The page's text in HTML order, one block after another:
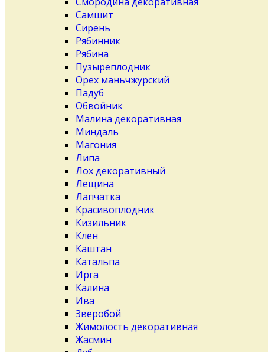
Самшит
Сирень
Рябинник
Рябина
Пузыреплодник
Орех маньчжурский
Падуб
Обвойник
Малина декоративная
Миндаль
Магония
Липа
Лох декоративный
Лещина
Лапчатка
Красивоплодник
Кизильник
Клен
Каштан
Катальпа
Ирга
Калина
Ива
Зверобой
Жимолость декоративная
Жасмин